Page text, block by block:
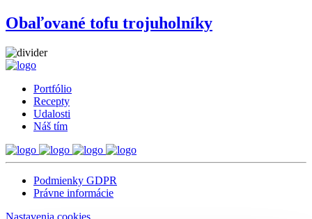
Obaľované tofu trojuholníky
Portfólio
Recepty
Udalosti
Náš tím
Podmienky GDPR
Právne informácie
Nastavenia cookies